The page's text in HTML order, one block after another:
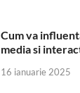
Cum va
media si
16 ianuarie 2025